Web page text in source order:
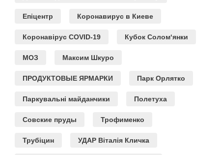
Епіцентр Коронавирус в Киеве
Коронавірус COVID-19 Кубок Солом‘янки
МОЗ Максим Шкуро
ПРОДУКТОВЫЕ ЯРМАРКИ Парк Орлятко
Паркувальні майданчики Полетуха
Совские пруды Трофименко
Трубіцин УДАР Віталія Кличка